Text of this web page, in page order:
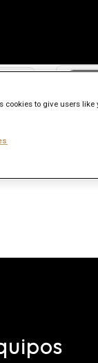
cookies to give users